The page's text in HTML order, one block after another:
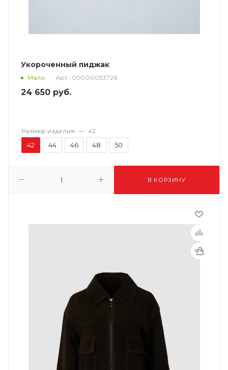
Укороченный пиджак
Мало Арт.: 00000033726
24 650 руб.
В КОРЗИНУ
Размер изделия — 42
42 44 46 48 50